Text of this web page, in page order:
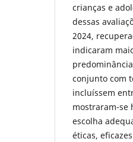
crianças e
dessas
2024,
indicaram
conjunto com
incluíssem
mostraram-se
escolha
éticas,